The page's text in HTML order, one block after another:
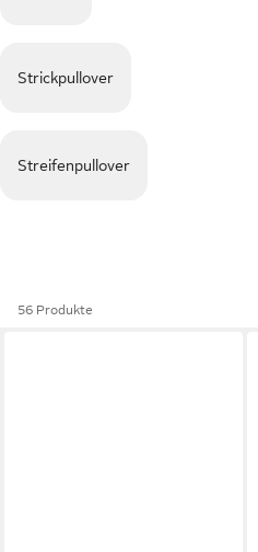
Strickpullover
Streifenpullover
56 Produkte